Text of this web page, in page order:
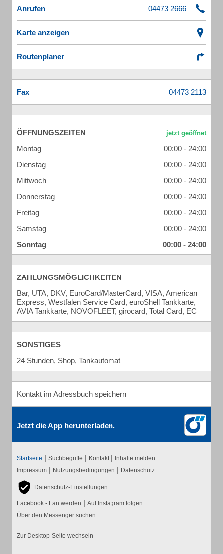
Anrufen
Karte anzeigen
Routenplaner
Fax
ÖFFNUNGSZEITEN
Montag
00:00 - 24:00
Dienstag
00:00 - 24:00
Mittwoch
00:00 - 24:00
Donnerstag
00:00 - 24:00
Freitag
00:00 - 24:00
Samstag
00:00 - 24:00
Sonntag
00:00 - 24:00
ZAHLUNGSMÖGLICHKEITEN
Bar, UTA, DKV, EuroCard/MasterCard, VISA, American
Express, Westfalen Service Card, euroShell Tankkarte,
AVIA Tankkarte, NOVOFLEET, girocard, Total Card, EC
SONSTIGES
24 Stunden, Shop, Tankautomat
Kontakt im Adressbuch speichern
Jetzt die App herunterladen.
Startseite | Suchbegriffe | Kontakt | Inhalte melden
Impressum | Nutzungsbedingungen | Datenschutz
Datenschutz-Einstellungen
Facebook - Fan werden | Auf Instagram folgen
Über den Messenger suchen
Zur Desktop-Seite wechseln